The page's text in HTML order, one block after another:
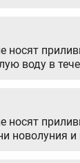
носят
воду в
носят
новолуния и